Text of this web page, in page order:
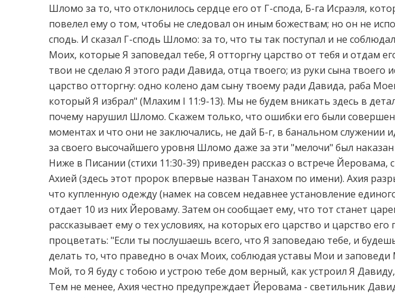
Шломо за то, что отклонилось сердце его от Г-спода, Б-га Исраэля,
повелел ему о том, чтобы не следовал он иным божествам; но он не
сподь. И сказал Г-сподь Шломо: за то, что ты так поступал и не
Моих, которые Я заповедал тебе, Я отторгну царство от тебя и отдам
твои не сделаю Я этого ради Давида, отца твоего; из руки сына твоего
царство отторгну: одно колено дам сыну твоему ради Давида, раба
который Я избрал" (Млахим I 11:9-13). Мы не будем вникать здесь в
почему нарушил Шломо. Скажем только, что ошибки его были
моментах и что они не заключались, не дай Б-г, в банальном служении
за своего высочайшего уровня Шломо даже за эти "мелочи" был наказан
Ниже в Писании (стихи 11:30-39) приведен рассказ о встрече Йеровама,
Ахией (здесь этот пророк впервые назван Танахом по имени). Ахия
что купленную одежду (намек на совсем недавнее установление
отдает 10 из них Йероваму. Затем он сообщает ему, что тот станет
рассказывает ему о тех условиях, на которых его царство и царство
процветать: "Если ты послушаешь всего, что Я заповедаю тебе, и
делать то, что праведно в очах Моих, соблюдая уставы Мои и
Мой, то Я буду с тобою и устрою тебе дом верный, как устроил Я
Тем не менее, Ахия честно предупреждает Йеровама - светильник